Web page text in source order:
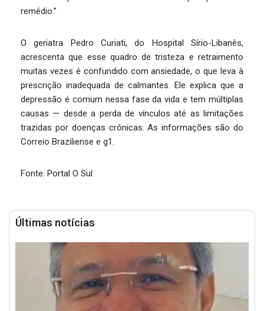
remédio.”
O geriatra Pedro Curiati, do Hospital Sírio-Libanês,
acrescenta que esse quadro de tristeza e retraimento
muitas vezes é confundido com ansiedade, o que leva à
prescrição inadequada de calmantes. Ele explica que a
depressão é comum nessa fase da vida e tem múltiplas
causas — desde a perda de vínculos até as limitações
trazidas por doenças crônicas. As informações são do
Correio Braziliense e g1.
Fonte: Portal O Sul
Últimas notícias